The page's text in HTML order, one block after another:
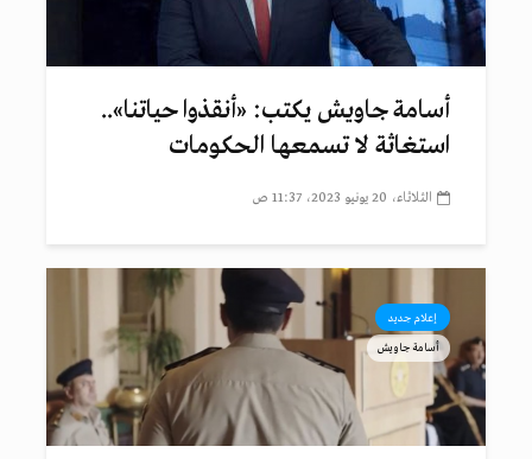
أسامة جاويش يكتب: «أنقذوا حياتنا»..
استغاثة لا تسمعها الحكومات
الثلاثاء، 20 يونيو 2023، 11:37 ص
إعلام جديد
أسامة جاويش